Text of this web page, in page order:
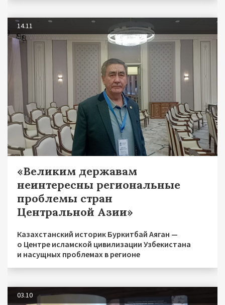
14.11
«Великим державам
неинтересны региональные
проблемы стран
Центральной Азии»
Казахстанский историк Буркитбай Аяган —
о Центре исламской цивилизации Узбекистана
и насущных проблемах в регионе
03.10